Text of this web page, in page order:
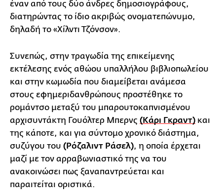
έναν από τους δύο άνδρες δημοσιογράφους,
διατηρώντας το ίδιο ακριβώς ονοματεπώνυμο,
δηλαδή το «Χίλντι Τζόνσον».
Συνεπώς, στην τραγωδία της επικείμενης
εκτέλεσης ενός αθώου υπαλλήλου βιβλιοπωλείου
και στην κωμωδία που διαμείβεται ανάμεσα
στους εφημεριδανθρώπους προστέθηκε το
ρομάντσο μεταξύ του μπαρουτοκαπνισμένου
αρχισυντάκτη Γουόλτερ Μπερνς (Κάρι Γκραντ) και
της κάποτε, και για σύντομο χρονικό διάστημα,
συζύγου του (Ρόζαλιντ Ράσελ), η οποία έρχεται
μαζί με τον αρραβωνιαστικό της να του
ανακοινώσει πως ξαναπαντρεύεται και
παραιτείται οριστικά.